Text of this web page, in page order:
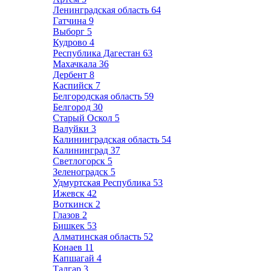
Ленинградская область 64
Гатчина 9
Выборг 5
Кудрово 4
Республика Дагестан 63
Махачкала 36
Дербент 8
Каспийск 7
Белгородская область 59
Белгород 30
Старый Оскол 5
Валуйки 3
Калининградская область 54
Калининград 37
Светлогорск 5
Зеленоградск 5
Удмуртская Республика 53
Ижевск 42
Воткинск 2
Глазов 2
Бишкек 53
Алматинская область 52
Конаев 11
Капшагай 4
Талгар 3